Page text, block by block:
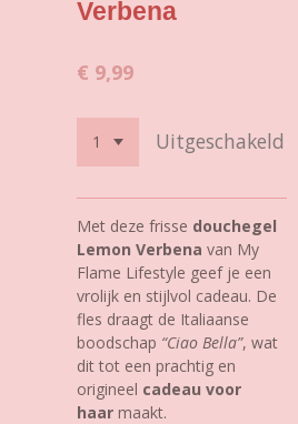
Verbena
€ 9,99
Uitgeschakeld
Met deze frisse douchegel
Lemon Verbena van My
Flame Lifestyle geef je een
vrolijk en stijlvol cadeau. De
fles draagt de Italiaanse
boodschap “Ciao Bella”, wat
dit tot een prachtig en
origineel cadeau voor
haar maakt.